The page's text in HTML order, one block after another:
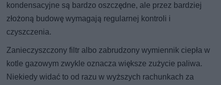
kondensacyjne są bardzo oszczędne, ale przez bardziej
złożoną budowę wymagają regularnej kontroli i
czyszczenia.
Zanieczyszczony filtr albo zabrudzony wymiennik ciepła w
kotle gazowym zwykle oznacza większe zużycie paliwa.
Niekiedy widać to od razu w wyższych rachunkach za